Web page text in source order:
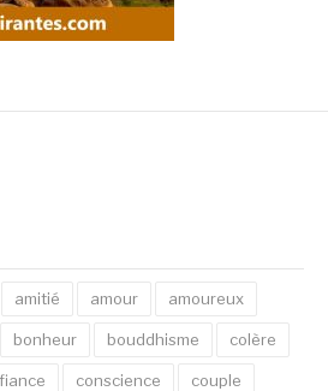
amitié amour amoureux
bonheur bouddhisme colère
conscience couple